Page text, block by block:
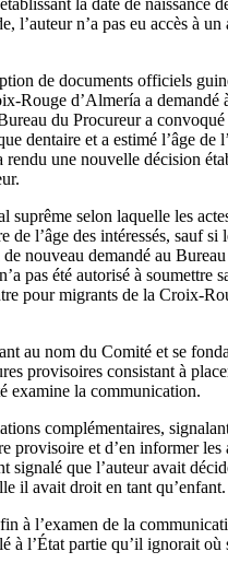
l’auteur n’a pas eu accès à
de documents officiels
Rouge d’Almería a demandé
du Procureur a convoqué
dentaire et a estimé l’âge de
une nouvelle décision
selon laquelle les
l’âge des intéressés, sauf si
nouveau demandé au
pas été autorisé à soumettre
pour migrants de la Croix-
au nom du Comité et se
provisoires consistant à
examine la communication.
complémentaires,
provisoire et d’en informer les
signalé que l’auteur avait
il avait droit en tant qu’enfant.
à l’examen de la
l’État partie qu’il ignorait où